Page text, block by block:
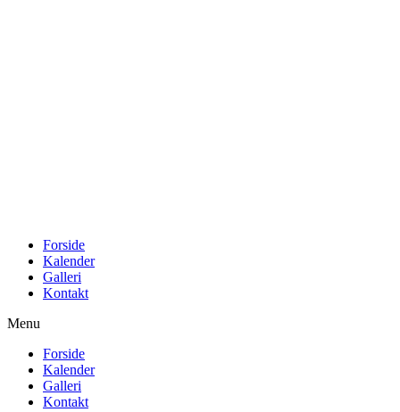
Forside
Kalender
Galleri
Kontakt
Menu
Forside
Kalender
Galleri
Kontakt